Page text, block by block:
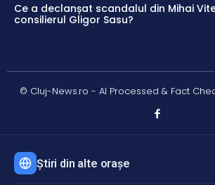
Ce a declanșat scandalul din Mihai
consilierul Gligor Sasu?
© Cluj-News.ro - AI Processed & Fact
Știri din alte orașe